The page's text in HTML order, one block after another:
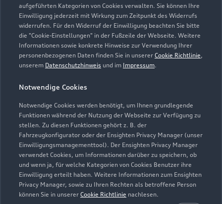
aufgeführten Kategorien von Cookies verwalten. Sie können Ihre
Einwilligung jederzeit mit Wirkung zum Zeitpunkt des Widerrufs
widerrufen. Für den Widerruf der Einwilligung beachten Sie bitte
die "Cookie-Einstellungen" in der Fußzeile der Webseite. Weitere
Informationen sowie konkrete Hinweise zur Verwendung Ihrer
personenbezogenen Daten finden Sie in unserer Cookie Richtlinie,
unserem Datenschutzhinweis und im Impressum.
Notwendige Cookies
Notwendige Cookies werden benötigt, um Ihnen grundlegende
Funktionen während der Nutzung der Webseite zur Verfügung zu
stellen. Zu diesen Funktionen gehört z. B. der
Fahrzeugkonfigurator oder der Ensighten Privacy Manager (unser
Einwilligungsmanagementtool). Der Ensighten Privacy Manager
verwendet Cookies, um Informationen darüber zu speichern, ob
und wenn ja, für welche Kategorien von Cookies Benutzer ihre
Einwilligung erteilt haben. Weitere Informationen zum Ensighten
Privacy Manager, sowie zu Ihren Rechten als betroffene Person
können Sie in unserer Cookie Richtlinie nachlesen.
info@autohaus-erdle.de
Kontaktdaten herunterladen
Öffnungszeiten
Verkauf
Geöffnet bis18:00
Service
Geöffnet bis18:00